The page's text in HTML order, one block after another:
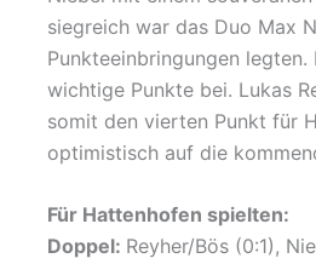
siegreich war das Duo Max
Punkteeinbringungen
wichtige Punkte bei. Lukas
somit den vierten Punkt für
optimistisch auf die
Für Hattenhofen spielten:
Doppel: Reyher/Bös (0:1),